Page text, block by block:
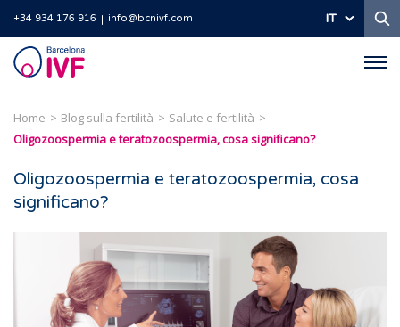
+34 934 176 916 info@bcnivf.com IT
Barcelona
IVF
Home Blog sulla fertilità
Salute e fertilità
Oligozoospermia e teratozoospermia, cosa significano?
Oligozoospermia e teratozoospermia, cosa
significano?